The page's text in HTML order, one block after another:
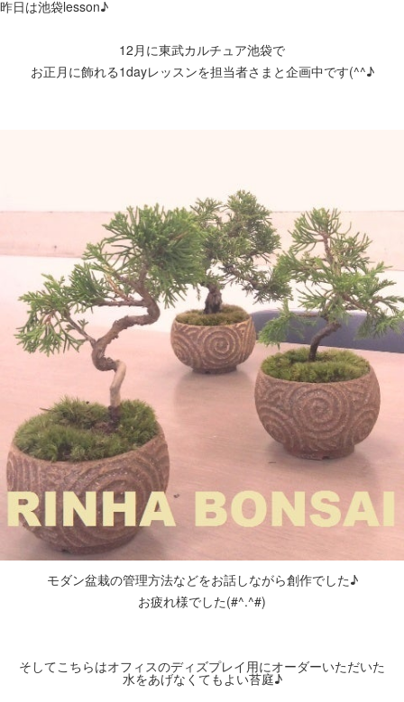
昨日は池袋lesson♪
12月に東武カルチュア池袋で
お正月に飾れる1dayレッスンを担当者さまと企画中です(^^♪
モダン盆栽の管理方法などをお話しながら創作でした♪
お疲れ様でした(#^.^#)
そしてこちらはオフィスのディズプレイ用にオーダーいただいた
水をあげなくてもよい苔庭♪